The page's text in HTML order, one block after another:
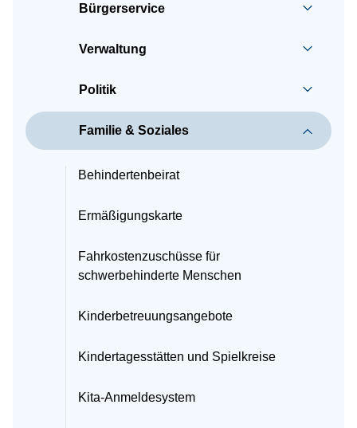
Bürgerservice
Verwaltung
Politik
Familie & Soziales
Behindertenbeirat
Ermäßigungskarte
Fahrkostenzuschüsse für
schwerbehinderte Menschen
Kinderbetreuungsangebote
Kindertagesstätten und Spielkreise
Kita-Anmeldesystem